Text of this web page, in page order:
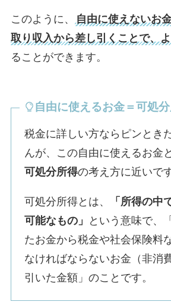
このように、
自由に使えないお
取り収入から差し引くことで、
ることができます。
自由に使えるお金＝可処
税金に詳しい方ならピンとき
んが、この自由に使えるお金
可処分所得の考え方に近いです
可処分所得とは、
「所得の中
可能なもの」
という意味で、
たお金から税金や社会保険料
なければならないお金（非消
引いた金額」のことです。